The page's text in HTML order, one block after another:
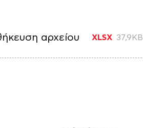
αρχείου XLSX 37,9KB